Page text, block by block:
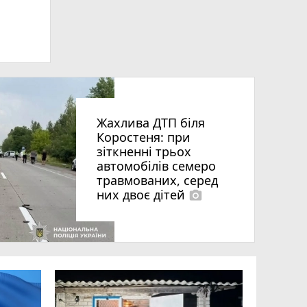
Жахлива ДТП біля
Коростеня: при
зіткненні трьох
автомобілів семеро
травмованих, серед
них двоє дітей photo_camera